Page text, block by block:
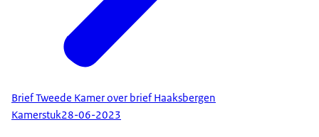
Brief Tweede Kamer over brief Haaksbergen
Kamerstuk28-06-2023